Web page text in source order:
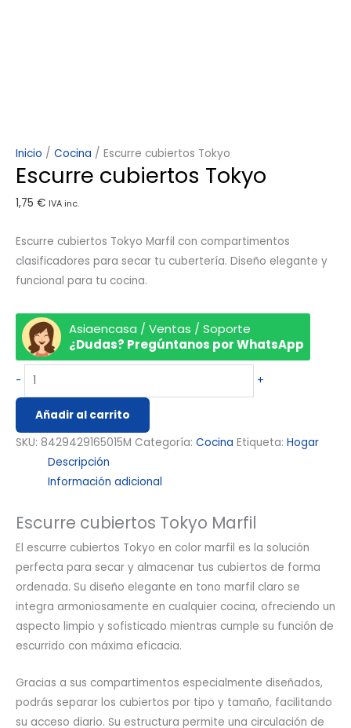
Inicio / Cocina / Escurre cubiertos Tokyo
Escurre cubiertos Tokyo
1,75 € IVA inc.
Escurre cubiertos Tokyo Marfil con compartimentos
clasificadores para secar tu cubertería. Diseño elegante y
funcional para tu cocina.
Asiaencasa / Ventas / Soporte
¿Dudas? Pregúntanos por WhatsApp
- +
Añadir al carrito
SKU: 8429429165015M Categoría: Cocina Etiqueta: Hogar
Descripción
Información adicional
Escurre cubiertos Tokyo Marfil
El escurre cubiertos Tokyo en color marfil es la solución
perfecta para secar y almacenar tus cubiertos de forma
ordenada. Su diseño elegante en tono marfil claro se
integra armoniosamente en cualquier cocina, ofreciendo un
aspecto limpio y sofisticado mientras cumple su función de
escurrido con máxima eficacia.
Gracias a sus compartimentos especialmente diseñados,
podrás separar los cubiertos por tipo y tamaño, facilitando
su acceso diario. Su estructura permite una circulación de